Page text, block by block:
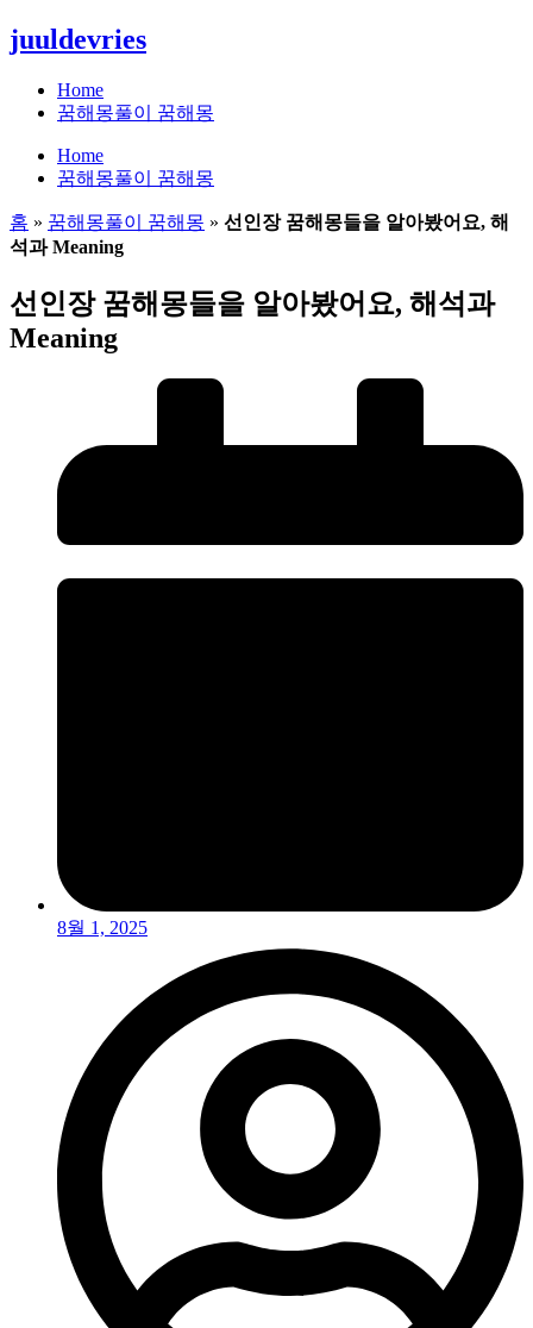
콘
텐
juuldevries
Home
꿈해몽풀이 꿈해몽
Home
꿈해몽풀이 꿈해몽
홈 » 꿈해몽풀이 꿈해몽 » 선인장 꿈해몽들을 알아봤어요, 해
석과 Meaning
선인장 꿈해몽들을 알아봤어요, 해석과
Meaning
8월 1, 2025